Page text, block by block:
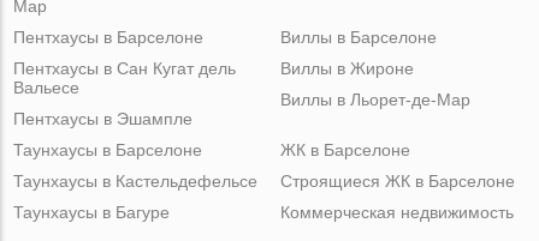
Мар
Пентхаусы в Барселоне
Пентхаусы в Сан Кугат дель
Вальесе
Пентхаусы в Эшампле
Виллы в Барселоне
Виллы в Жироне
Виллы в Льорет-де-Мар
Таунхаусы в Барселоне
Таунхаусы в Кастельдефельсе
Таунхаусы в Багуре
ЖК в Барселоне
Строящиеся ЖК в Барселоне
Коммерческая недвижимость